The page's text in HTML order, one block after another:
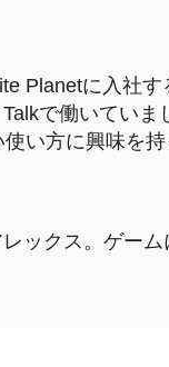
Planetに入社す
で働いていま
い方に興味を
ックス。ゲー